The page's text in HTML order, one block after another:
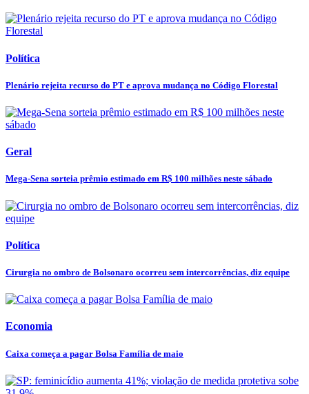
Política
Plenário rejeita recurso do PT e aprova mudança no Código Florestal
Geral
Mega-Sena sorteia prêmio estimado em R$ 100 milhões neste sábado
Política
Cirurgia no ombro de Bolsonaro ocorreu sem intercorrências, diz equipe
Economia
Caixa começa a pagar Bolsa Família de maio